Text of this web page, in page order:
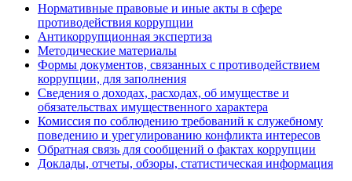
Нормативные правовые и иные акты в сфере
противодействия коррупции
Антикоррупционная экспертиза
Методические материалы
Формы документов, связанных с противодействием
коррупции, для заполнения
Сведения о доходах, расходах, об имуществе и
обязательствах имущественного характера
Комиссия по соблюдению требований к служебному
поведению и урегулированию конфликта интересов
Обратная связь для сообщений о фактах коррупции
Доклады, отчеты, обзоры, статистическая информация